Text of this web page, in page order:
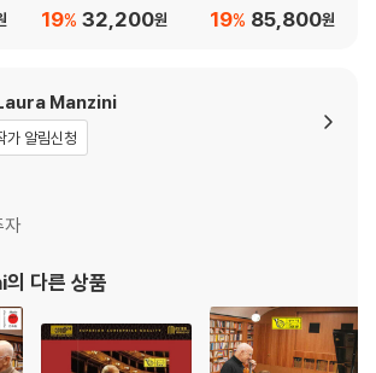
o 바흐: 바이올린 협주
32,200원
19%
린과 피아노를 위한 5
5) [네추럴 투명 컬러 L
85,800원
19%
Manzini
가 알림신청
자
의 다른 상품